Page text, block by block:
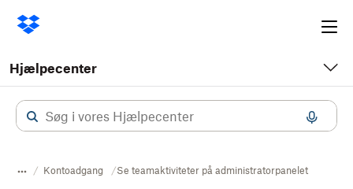
Hjælpecenter
Kontoadgang Se teamaktiviteter på administratorpanelet